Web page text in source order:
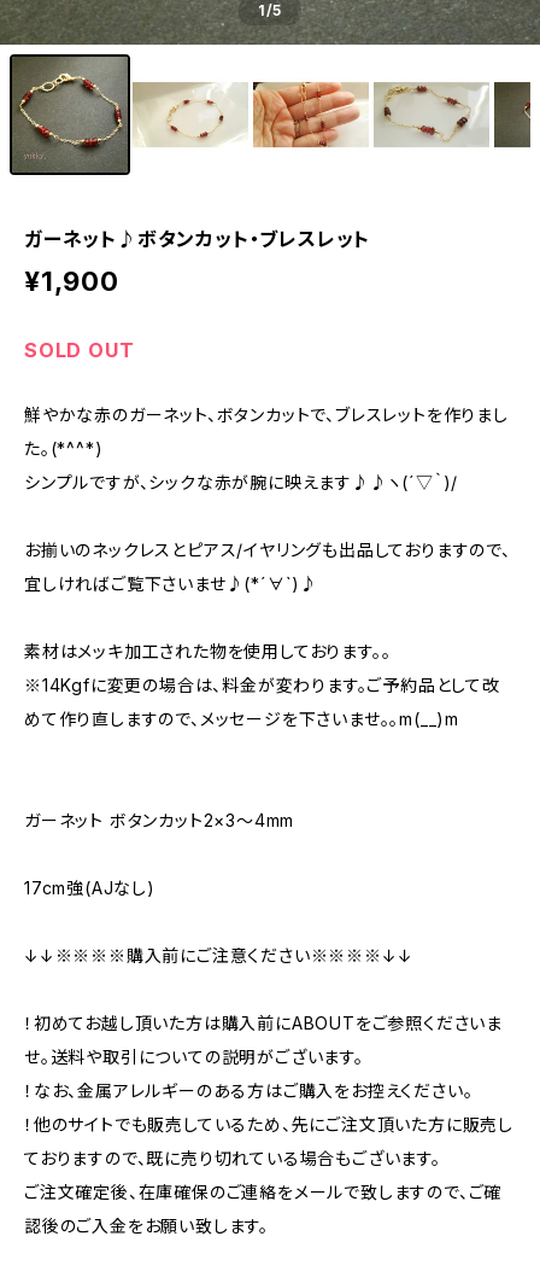
1/5
ガーネット♪ボタンカット・ブレスレット
¥1,900
SOLD OUT
鮮やかな赤のガーネット、ボタンカットで、ブレスレットを作りまし
た。(*^^*)
シンプルですが、シックな赤が腕に映えます♪♪ヽ(´▽｀)/
お揃いのネックレスとピアス/イヤリングも出品しておりますので、
宜しければご覧下さいませ♪(*´∀`)♪
素材はメッキ加工された物を使用しております。。
※14Kgfに変更の場合は、料金が変わります。ご予約品として改
めて作り直しますので、メッセージを下さいませ。。m(__)m
ガーネット ボタンカット2×3～4mm
17cm強(AJなし)
↓↓※※※※購入前にご注意ください※※※※↓↓
！初めてお越し頂いた方は購入前にABOUTをご参照くださいま
せ。送料や取引についての説明がございます。
！なお、金属アレルギーのある方はご購入をお控えください。
！他のサイトでも販売しているため、先にご注文頂いた方に販売し
ておりますので、既に売り切れている場合もございます。
ご注文確定後、在庫確保のご連絡をメールで致しますので、ご確
認後のご入金をお願い致します。